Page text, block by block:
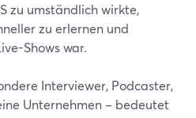
zu umständlich wirkte,
zu erlernen und
Shows war.
Interviewer, Podcaster,
Unternehmen – bedeutet